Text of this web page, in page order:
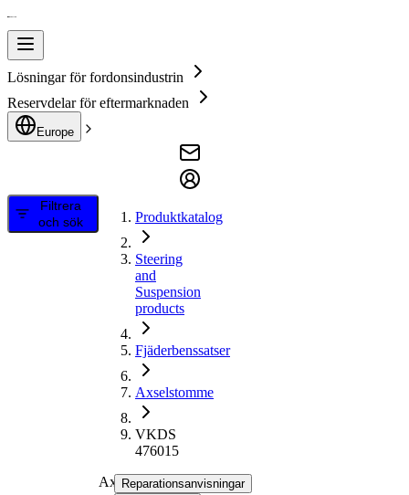
Lösningar för fordonsindustrin
Reservdelar för eftermarknaden
Europe
Filtrera
och sök
Produktkatalog
Steering
and
Suspension
products
Fjäderbenssatser
Axselstomme
VKDS
476015
Axselstomme
Reparationsanvisningar